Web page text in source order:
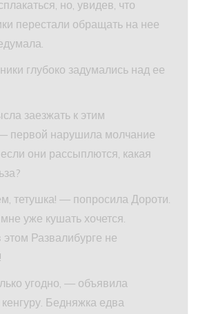
но, увидев, что
перестали обращать на нее
глубоко задумались над ее
заезжать к этим
первой нарушила молчание
они рассыплются, какая
тетушка! — попросила Дороти.
уже кушать хочется.
Развалибурге не
угодно, — объявила
Бедняжка едва